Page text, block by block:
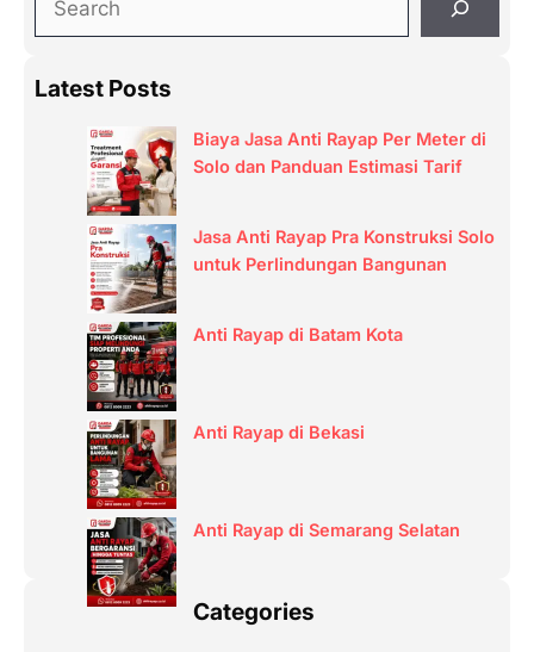
rLatest Posts
Biaya Jasa Anti Rayap Per Meter di
Solo dan Panduan Estimasi Tarif
Jasa Anti Rayap Pra Konstruksi Solo
untuk Perlindungan Bangunan
Anti Rayap di Batam Kota
Anti Rayap di Bekasi
Anti Rayap di Semarang Selatan
Categories